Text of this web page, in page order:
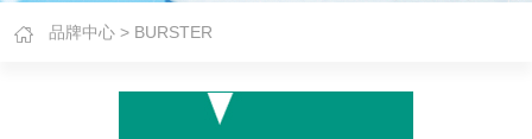
品牌中心 > BURSTER